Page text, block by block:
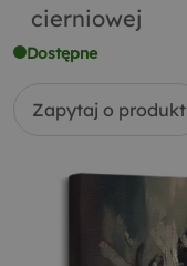
cierniowej
Dostępne
Zapytaj o produkt